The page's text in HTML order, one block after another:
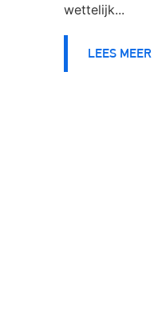
wettelijk...
LEES MEER